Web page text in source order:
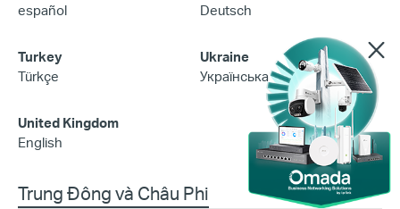
español
Deutsch
Turkey
Türkçe
Ukraine
Українська
United Kingdom
English
Trung Đông và Châu Phi